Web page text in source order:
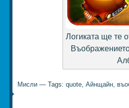
Логиката ще те
Мисли— Tags: quote, Айнщайн,